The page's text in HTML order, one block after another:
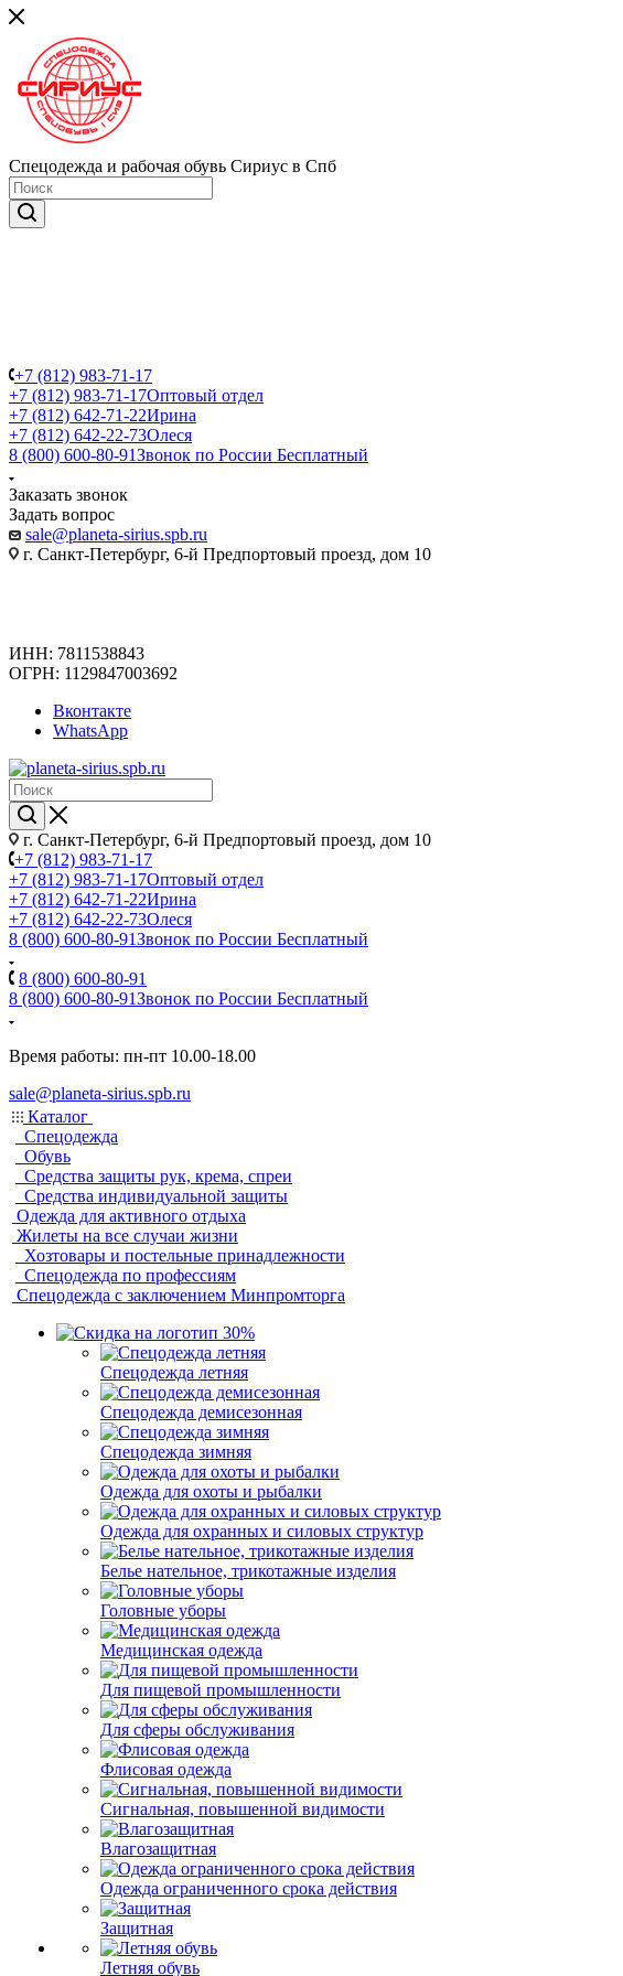
Спецодежда и рабочая обувь Сириус в Спб
+7 (812) 983-71-17
+7 (812) 983-71-17Оптовый отдел
+7 (812) 642-71-22Ирина
+7 (812) 642-22-73Олеся
8 (800) 600-80-91Звонок по России Бесплатный
Заказать звонок
Задать вопрос
sale@planeta-sirius.spb.ru
г. Санкт-Петербург, 6-й Предпортовый проезд, дом 10
ИНН: 7811538843
ОГРН: 1129847003692
Вконтакте
WhatsApp
г. Санкт-Петербург, 6-й Предпортовый проезд, дом 10
+7 (812) 983-71-17
+7 (812) 983-71-17Оптовый отдел
+7 (812) 642-71-22Ирина
+7 (812) 642-22-73Олеся
8 (800) 600-80-91Звонок по России Бесплатный
8 (800) 600-80-91
8 (800) 600-80-91Звонок по России Бесплатный
Время работы: пн-пт 10.00-18.00
sale@planeta-sirius.spb.ru
Каталог
Спецодежда
Обувь
Средства защиты рук, крема, спреи
Средства индивидуальной защиты
Одежда для активного отдыха
Жилеты на все случаи жизни
Хозтовары и постельные принадлежности
Спецодежда по профессиям
Спецодежда с заключением Минпромторга
Спецодежда летняя
Спецодежда демисезонная
Спецодежда зимняя
Одежда для охоты и рыбалки
Одежда для охранных и силовых структур
Белье нательное, трикотажные изделия
Головные уборы
Медицинская одежда
Для пищевой промышленности
Для сферы обслуживания
Флисовая одежда
Сигнальная, повышенной видимости
Влагозащитная
Одежда ограниченного срока действия
Защитная
Летняя обувь